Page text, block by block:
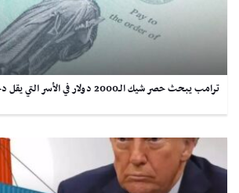
ترامب يبحث حصر شيك الـ2000 دولار في الأسر التي يقل دخلها عن 100 ألف سنوياً